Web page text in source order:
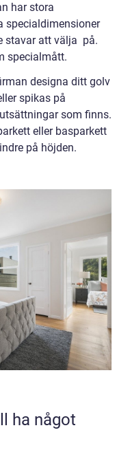
har stora
specialdimensioner
stavar att välja på.
specialmått.
designa ditt golv
spikas på
som finns.
eller basparkett
på höjden.
ha något